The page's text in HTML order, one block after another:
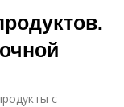
с